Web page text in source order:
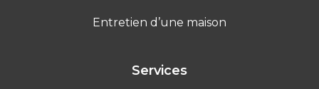
Entretien d’une maison
Services